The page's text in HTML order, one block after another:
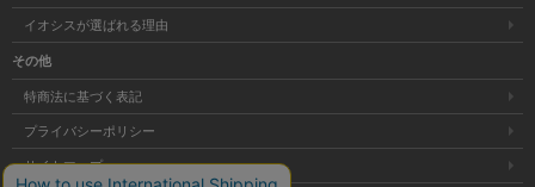
イオシスが選ばれる理由
その他
特商法に基づく表記
プライバシーポリシー
サイトマップ